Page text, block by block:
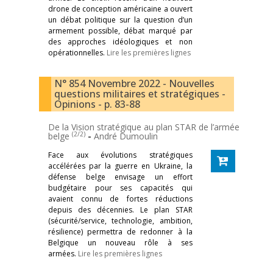
drone de conception américaine a ouvert
un débat politique sur la question d’un
armement possible, débat marqué par
des approches idéologiques et non
opérationnelles. Lire les premières lignes
N° 854 Novembre 2022 - Nouvelles
questions militaires et stratégiques -
Opinions - p. 83-88
De la Vision stratégique au plan STAR de l’armée
belge (2/2) - André Dumoulin
Face aux évolutions stratégiques
accélérées par la guerre en Ukraine, la
défense belge envisage un effort
budgétaire pour ses capacités qui
avaient connu de fortes réductions
depuis des décennies. Le plan STAR
(sécurité/service, technologie, ambition,
résilience) permettra de redonner à la
Belgique un nouveau rôle à ses
armées. Lire les premières lignes